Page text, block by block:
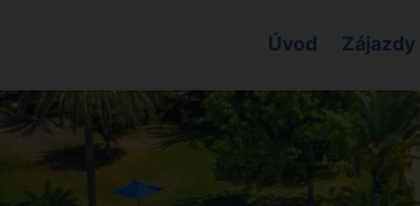
Úvod Zájazdy